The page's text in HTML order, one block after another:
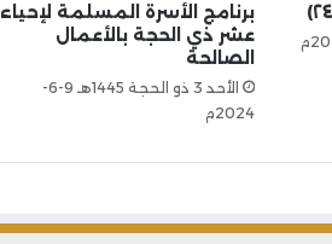
برنامج الأسرة المسلمة لإحياء
عشر ذي الحجة بالأعمال
الصالحة
الأحد 3 ذو الحجة 1445هـ 9-6-
2024م